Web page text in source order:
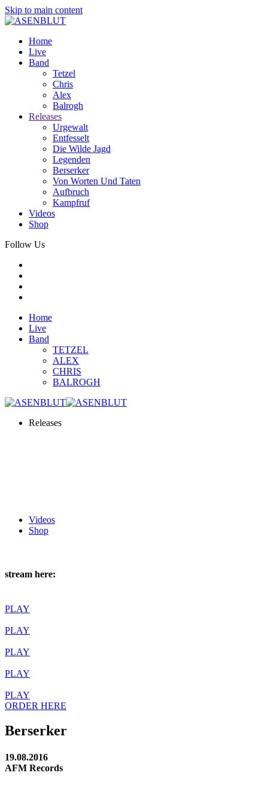
Skip to main content
Home
Live
Band
Tetzel
Chris
Alex
Balrogh
Releases
Urgewalt
Entfesselt
Die Wilde Jagd
Legenden
Berserker
Von Worten Und Taten
Aufbruch
Kampfruf
Videos
Shop
Follow Us
Home
Live
Band
TETZEL
ALEX
CHRIS
BALROGH
Releases
Videos
Shop
stream here:
PLAY
PLAY
PLAY
PLAY
PLAY
ORDER HERE
Berserker
19.08.2016
AFM Records